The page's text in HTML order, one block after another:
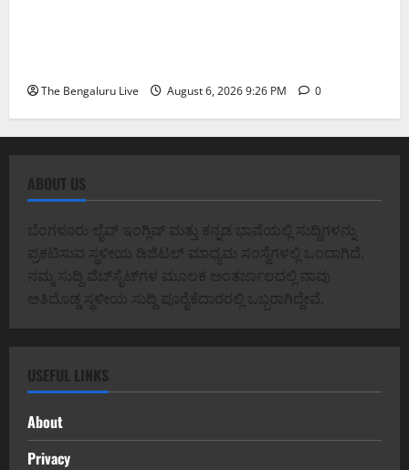
The Bengaluru Live August 6, 2026 9:26 PM 0
ABOUT US
ಬೆಂಗಳೂರು ಲೈವ್ ಇಂಗ್ಲಿಷ್ ಮತ್ತು ಕನ್ನಡ ಭಾಷೆಯಲ್ಲಿ ಸುದ್ದಿಗಳನ್ನು
ಪ್ರಕಟಿಸುವ ಸ್ಥಳೀಯ ಡಿಜಿಟಲ್ ಮಾಧ್ಯಮ ಸಂಸ್ಥೆಗಳಲ್ಲಿ ಒಂದಾಗಿದೆ.
ನಮ್ಮ ಸುದ್ದಿ ವೆಬ್‌ಸೈಟ್‌ಗಳ ಮೂಲಕ ಅಂತರ್ಜಾಲದಲ್ಲಿ ನಾವು
ಅತಿದೊಡ್ಡ ಸ್ಥಳೀಯ ಸುದ್ದಿ ಪೂರೈಕೆದಾರರಲ್ಲಿ ಒಬ್ಬರಾಗಿದ್ದೇವೆ.
USEFUL LINKS
About
Privacy